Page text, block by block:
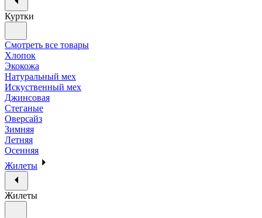
Куртки
Смотреть все товары
Хлопок
Экокожа
Натуральный мех
Искуственный мех
Джинсовая
Стеганые
Оверсайз
Зимняя
Летняя
Осенняя
Жилеты
Жилеты